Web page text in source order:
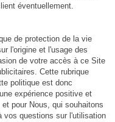
éventuellement.
de protection de la vie
l'origine et l'usage des
de votre accès à ce Site
Cette rubrique
politique est donc
expérience positive et
pour Nous, qui souhaitons
vos questions sur l'utilisation